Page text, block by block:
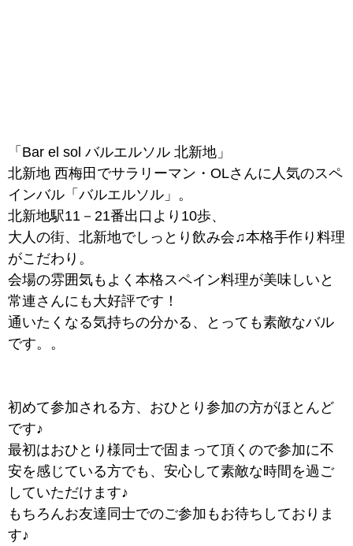
「Bar el sol バルエルソル 北新地」
北新地 西梅田でサラリーマン・OLさんに人気のスペ
インバル「バルエルソル」。
北新地駅11－21番出口より10歩、
大人の街、北新地でしっとり飲み会♫本格手作り料理
がこだわり。
会場の雰囲気もよく本格スペイン料理が美味しいと
常連さんにも大好評です！
通いたくなる気持ちの分かる、とっても素敵なバル
です。。
初めて参加される方、おひとり参加の方がほとんど
です♪
最初はおひとり様同士で固まって頂くので参加に不
安を感じている方でも、安心して素敵な時間を過ご
していただけます♪
もちろんお友達同士でのご参加もお待ちしておりま
す♪